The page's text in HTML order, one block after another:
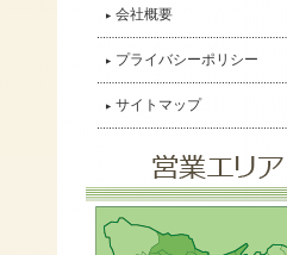
会社概要
プライバシーポリシー
サイトマップ